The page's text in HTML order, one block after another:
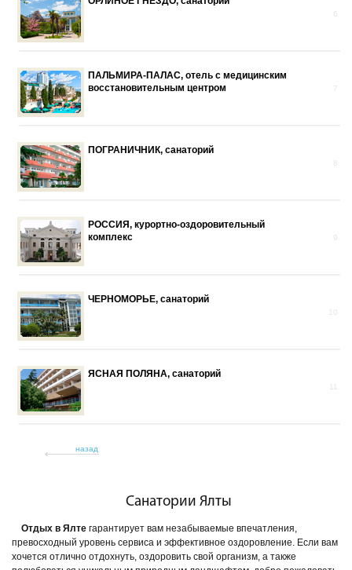
6
ПАЛЬМИРА-ПАЛАС, отель с медицинским
восстановительным центром
7
ПОГРАНИЧНИК, санаторий
8
РОССИЯ, курортно-оздоровительный
комплекс
9
ЧЕРНОМОРЬЕ, санаторий
10
ЯСНАЯ ПОЛЯНА, санаторий
11
назад
Санатории Ялты
Отдых в Ялте гарантирует вам незабываемые впечатления,
превосходный уровень сервиса и эффективное оздоровление. Если вам
хочется отлично отдохнуть, оздоровить свой организм, а также